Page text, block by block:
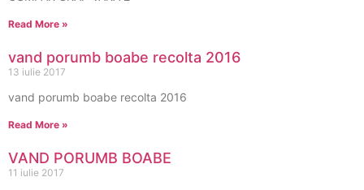
Read More »
vand porumb boabe recolta 2016
13 iulie 2017
vand porumb boabe recolta 2016
Read More »
VAND PORUMB BOABE
11 iulie 2017